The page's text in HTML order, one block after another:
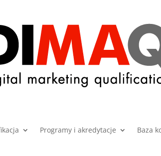
Programy i akredytacje Baza